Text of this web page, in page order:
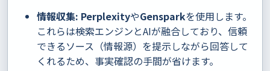
情報収集: PerplexityやGensparkを使用します。
これらは検索エンジンとAIが融合しており、信頼
できるソース（情報源）を提示しながら回答して
くれるため、事実確認の手間が省けます。